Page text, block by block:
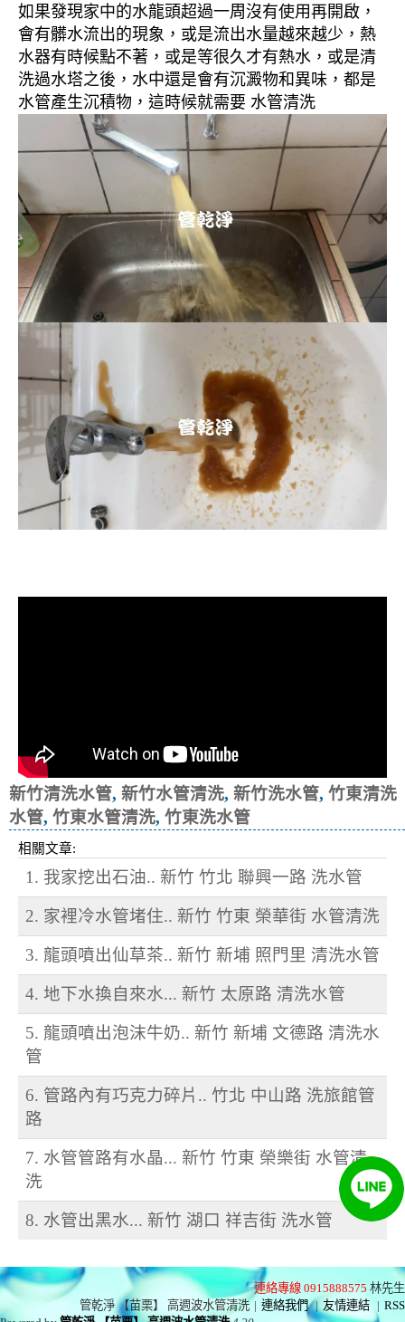
如果發現家中的水龍頭超過一周沒有使用再開啟，
會有髒水流出的現象，或是流出水量越來越少，熱
水器有時候點不著，或是等很久才有熱水，或是清
洗過水塔之後，水中還是會有沉澱物和異味，都是
水管產生沉積物，這時候就需要 水管清洗
新竹清洗水管, 新竹水管清洗, 新竹洗水管, 竹東清洗
水管, 竹東水管清洗, 竹東洗水管
相關文章:
1. 我家挖出石油.. 新竹 竹北 聯興一路 洗水管
2. 家裡冷水管堵住.. 新竹 竹東 榮華街 水管清洗
3. 龍頭噴出仙草茶.. 新竹 新埔 照門里 清洗水管
4. 地下水換自來水... 新竹 太原路 清洗水管
5. 龍頭噴出泡沫牛奶.. 新竹 新埔 文德路 清洗水
管
6. 管路內有巧克力碎片.. 竹北 中山路 洗旅館管
路
7. 水管管路有水晶... 新竹 竹東 榮樂街 水管清
洗
8. 水管出黑水... 新竹 湖口 祥吉街 洗水管
連絡專線 0915888575 林先生
管乾淨 【苗栗】 高週波水管清洗 | 連絡我們 | 友情連結 | RSS